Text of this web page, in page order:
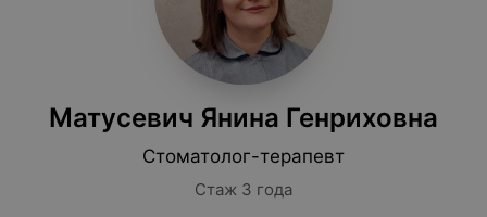
Матусевич Янина Генриховна
Стоматолог-терапевт
Стаж 3 года